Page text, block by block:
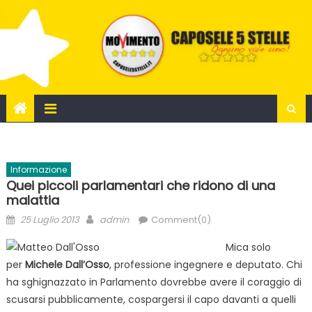
to
Informazione
Quei piccoli parlamentari che ridono di una
malattia
Posted
25 Luglio 2013 Author
admin Comment(0)
Mica solo
per Michele Dall’Osso, professione ingegnere e deputato. Chi
ha sghignazzato in Parlamento dovrebbe avere il coraggio di
scusarsi pubblicamente, cospargersi il capo davanti a quelli